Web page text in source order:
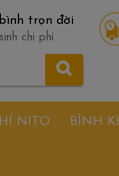
trọn đời
chi phí
NITO BÌNH